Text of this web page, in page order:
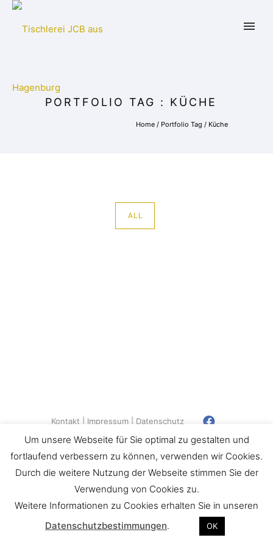
PORTFOLIO TAG : KÜCHE
Home / Portfolio Tag / Küche
ALL
Kontakt Impressum
Datenschutz
© Copyright 2018 - Tischlerei JCB
Um unsere Webseite für Sie optimal zu gestalten und
fortlaufend verbessern zu können, verwenden wir Cookies.
Durch die weitere Nutzung der Webseite stimmen Sie der
Verwendung von Cookies zu.
Weitere Informationen zu Cookies erhalten Sie in unseren
Datenschutzbestimmungen. OK